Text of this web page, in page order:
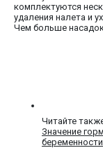
комплектуются
удаления налета и
Чем больше
Читайте
Значение
беременности